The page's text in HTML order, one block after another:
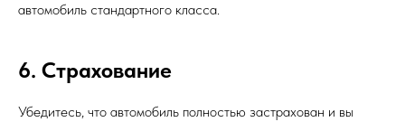
автомобиль стандартного класса.
6. Страхование
Убедитесь, что автомобиль полностью застрахован и вы